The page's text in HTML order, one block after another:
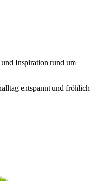
und Inspiration rund um
entspannt und fröhlich